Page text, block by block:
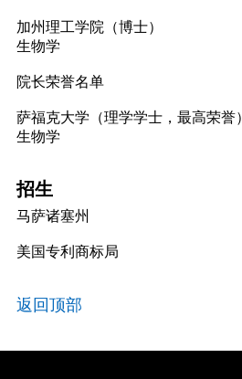
加州理工学院（博士）
生物学
院长荣誉名单
萨福克大学（理学学士，最高荣誉）
生物学
招生
马萨诸塞州
美国专利商标局
返回顶部